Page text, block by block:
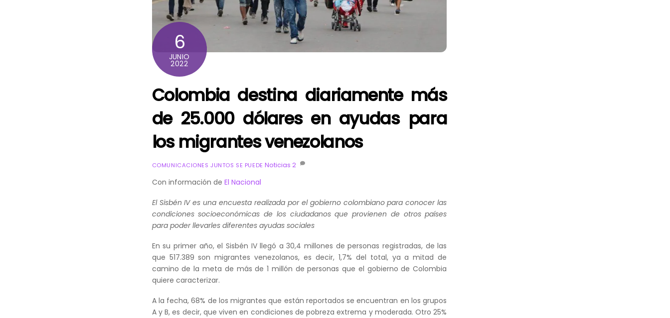
6
JUNIO
2022
Colombia destina diariamente más
de 25.000 dólares en ayudas para
los migrantes venezolanos
COMUNICACIONES JUNTOS SE PUEDE Noticias 2
Con información de El Nacional
El Sisbén IV es una encuesta realizada por el gobierno colombiano para conocer las
condiciones socioeconómicas de los ciudadanos que provienen de otros países
para poder llevarles diferentes ayudas sociales
En su primer año, el Sisbén IV llegó a 30,4 millones de personas registradas, de las
que 517.389 son migrantes venezolanos, es decir, 1,7% del total, ya a mitad de
camino de la meta de más de 1 millón de personas que el gobierno de Colombia
quiere caracterizar.
A la fecha, 68% de los migrantes que están reportados se encuentran en los grupos
A y B, es decir, que viven en condiciones de pobreza extrema y moderada. Otro 25%